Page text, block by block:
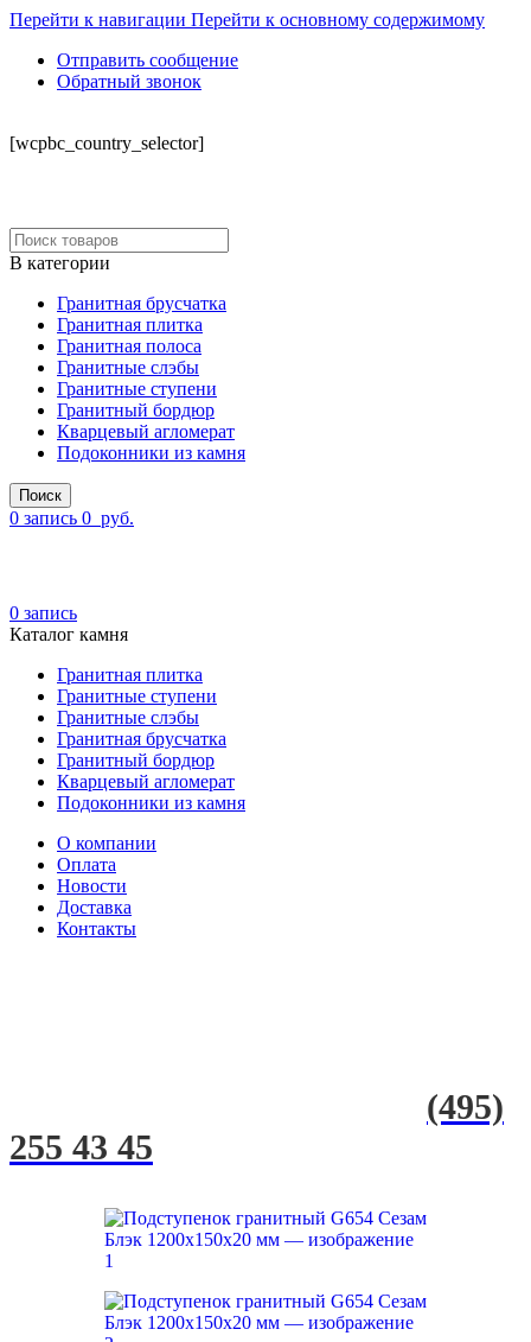
Перейти к навигации Перейти к основному содержимому
Отправить сообщение
Обратный звонок
[wcpbc_country_selector]
В категории
Гранитная брусчатка
Гранитная плитка
Гранитная полоса
Гранитные слэбы
Гранитные ступени
Гранитный бордюр
Кварцевый агломерат
Подоконники из камня
Поиск
0 запись 0 руб.
0 запись
Каталог камня
Гранитная плитка
Гранитные ступени
Гранитные слэбы
Гранитная брусчатка
Гранитный бордюр
Кварцевый агломерат
Подоконники из камня
О компании
Оплата
Новости
Доставка
Контакты
(495)
255 43 45